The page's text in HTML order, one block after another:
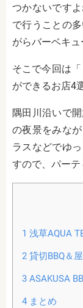
つかないです
で行うことの
がらバーベキュ
そこで今回は
ができるお店4
隅田川沿いで
の夜景をみな
ラスなどでゆ
すので、パー
1 浅草AQUA
2貸切BBQ＆
3ASAKUSA
4まとめ